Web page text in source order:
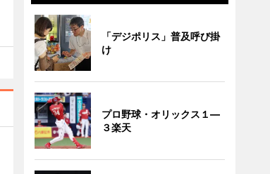
「デジポリス」普及呼び掛
け
プロ野球・オリックス１―
３楽天